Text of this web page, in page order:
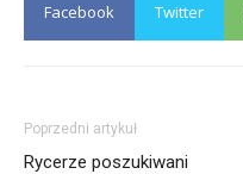
Facebook Twitter
Poprzedni artykuł
Rycerze poszukiwani